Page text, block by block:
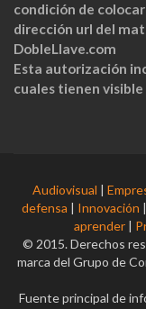
condición de
dirección url del
DobleLlave.com
Esta autorización
cuales tienen visible
Audiovisual |
defensa | Innovación |
aprender |
© 2015. Derechos
marca del Grupo de
Fuente principal de